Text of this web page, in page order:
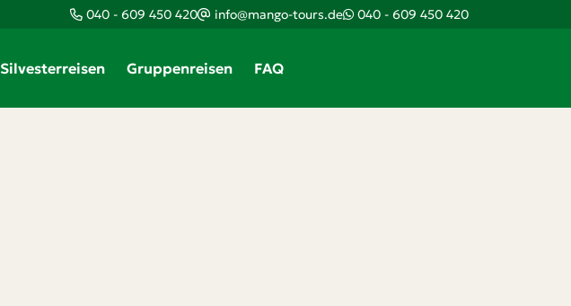
040 - 609 450 420 info@mango-tours.de 040 - 609 450 420
Silvesterreisen Gruppenreisen FAQ